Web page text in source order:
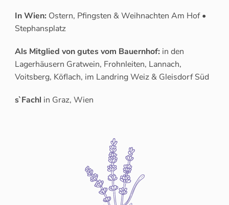
In Wien: Ostern, Pfingsten & Weihnachten Am Hof •
Stephansplatz
Als Mitglied von gutes vom Bauernhof: in den
Lagerhäusern Gratwein, Frohnleiten, Lannach,
Voitsberg, Köflach, im Landring Weiz & Gleisdorf Süd
s`Fachl in Graz, Wien